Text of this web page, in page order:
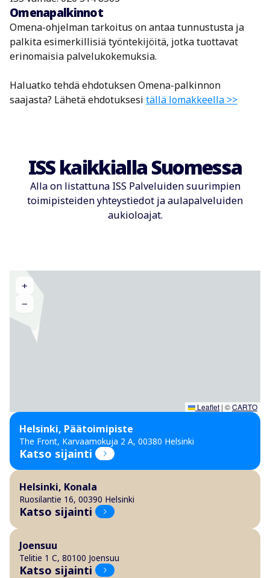
Omenapalkinnot
Omena-ohjelman tarkoitus on antaa tunnustusta ja
palkita esimerkillisiä työntekijöitä, jotka tuottavat
erinomaisia palvelukokemuksia.
Haluatko tehdä ehdotuksen Omena-palkinnon
saajasta? Lähetä ehdotuksesi tällä lomakkeella >>
ISS kaikkialla Suomessa
Alla on listattuna ISS Palveluiden suurimpien
toimipisteiden yhteystiedot ja aulapalveluiden
aukioloajat.
Helsinki, Päätoimipiste
The Front, Karvaamokuja 2 A, 00380 Helsinki
Katso sijainti
Helsinki, Konala
Ruosilantie 16, 00390 Helsinki
Katso sijainti
Joensuu
Telitie 1 C, 80100 Joensuu
Katso sijainti
+
−
Leaflet | ©CARTO